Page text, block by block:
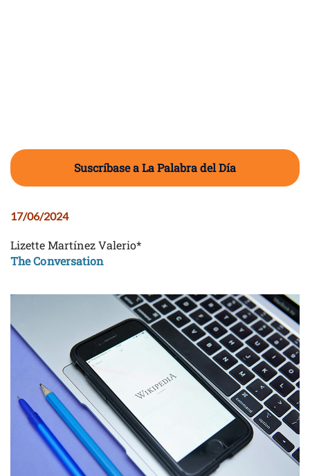
Suscríbase a La Palabra del Día
17/06/2024
Lizette Martínez Valerio*
The Conversation